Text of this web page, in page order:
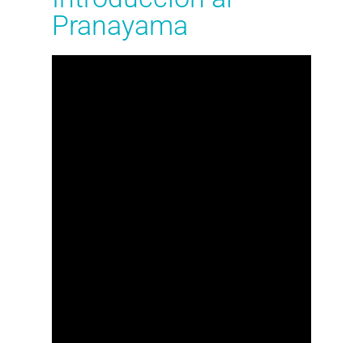
Pranayama